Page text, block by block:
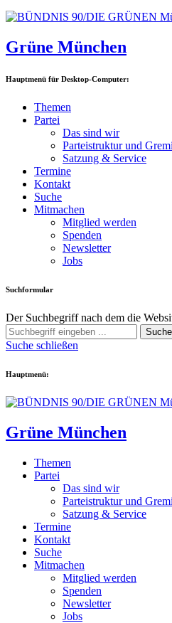
Grüne München
Hauptmenü für Desktop-Computer:
Themen
Partei
Das sind wir
Parteistruktur und
Satzung & Service
Termine
Kontakt
Suche
Mitmachen
Mitglied werden
Spenden
Newsletter
Jobs
Suchformular
Der Suchbegriff nach dem die
Suche schließen
Hauptmenü:
Grüne München
Themen
Partei
Das sind wir
Parteistruktur und
Satzung & Service
Termine
Kontakt
Suche
Mitmachen
Mitglied werden
Spenden
Newsletter
Jobs